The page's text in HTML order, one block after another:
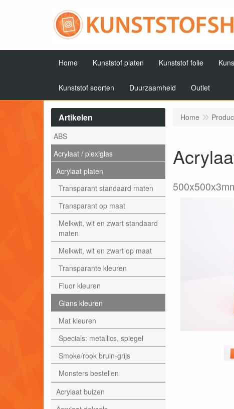
Home Kunststof platen Kunststof folie
Kunststof soorten Duurzaamheid Outlet
Artikelen
ABS
Acrylaat / plexiglas
Acrylaat platen
Transparant standaard maten
Transparant op maat
Melkwit, wit en zwart standaard
maten
Melkwit, wit en zwart op maat
Transparante kleuren
Fluor kleuren
Glans kleuren
Mat kleuren
Specials: metallics, spiegel
Smoke/rook bruin-grijs
Monsters bestellen
Acrylaat buizen
Home